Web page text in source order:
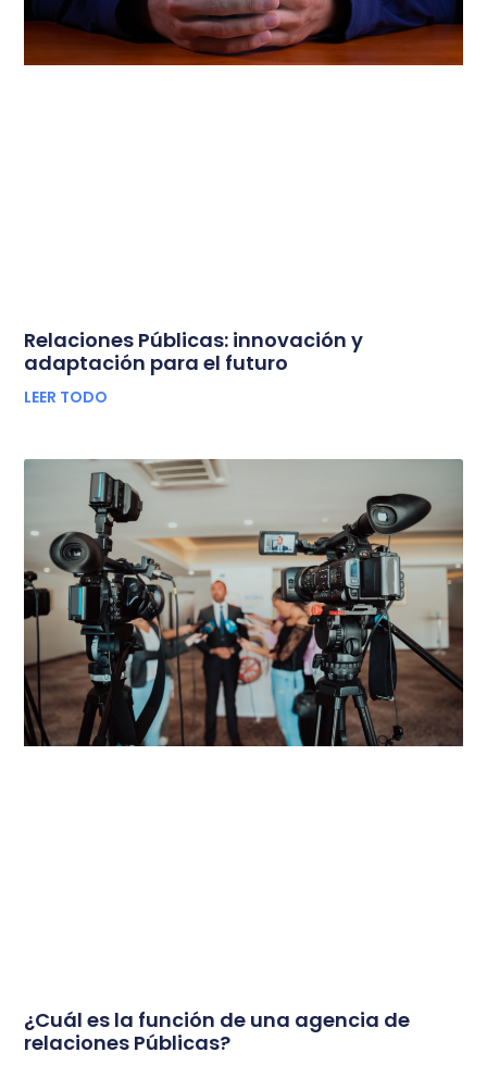
Relaciones Públicas: innovación y
adaptación para el futuro
LEER TODO
¿Cuál es la función de una agencia de
relaciones Públicas?